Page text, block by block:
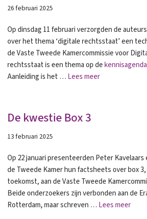
26 februari 2025
Op dinsdag 11 februari verzorgden de
over het thema ‘digitale rechtsstaat’ een
de Vaste Tweede Kamercommissie voor
rechtsstaat is een thema op dekennisagenda
Aanleiding is het … Lees meer
De kwestie Box 3
13 februari 2025
Op 22 januari presenteerden Peter
de Tweede Kamer hun factsheets over box
toekomst, aan de Vaste Tweede
Beide onderzoekers zijn verbonden aan de
Rotterdam, maar schreven … Lees meer